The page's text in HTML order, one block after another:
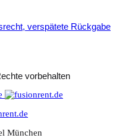
verspätete Rückgabe
vorbehalten
München